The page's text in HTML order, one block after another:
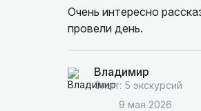
Очень интересно
провели день.
Владимир
Опыт: 5 экскурсий
9 мая 2026